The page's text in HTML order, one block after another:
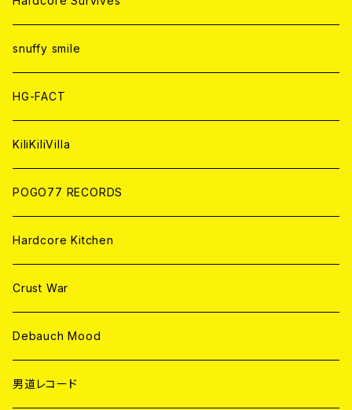
ANALOG
ANALOG
CD
ANALOG
CD
ANALOG
WORLD
CD
ANALOG
snuffy smile
HG-FACT
KiliKiliVilla
POGO77 RECORDS
Hardcore Kitchen
Crust War
Debauch Mood
男道レコード